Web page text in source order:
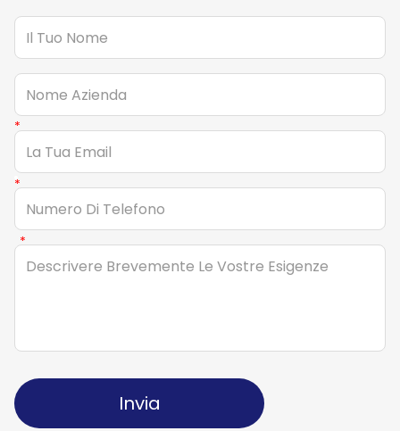
Invia